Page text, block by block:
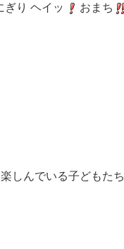
ぎり ヘイッ おまち
しんでいる子どもたち